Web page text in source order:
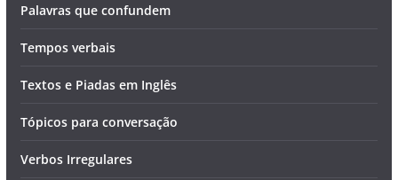
Palavras que confundem
Tempos verbais
Textos e Piadas em Inglês
Tópicos para conversação
Verbos Irregulares